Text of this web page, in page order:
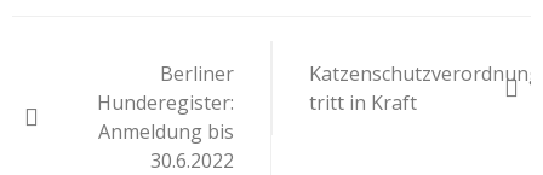
Berliner
Hunderegister:
Anmeldung bis
30.6.2022
Katzenschutzverordnung
tritt in Kraft